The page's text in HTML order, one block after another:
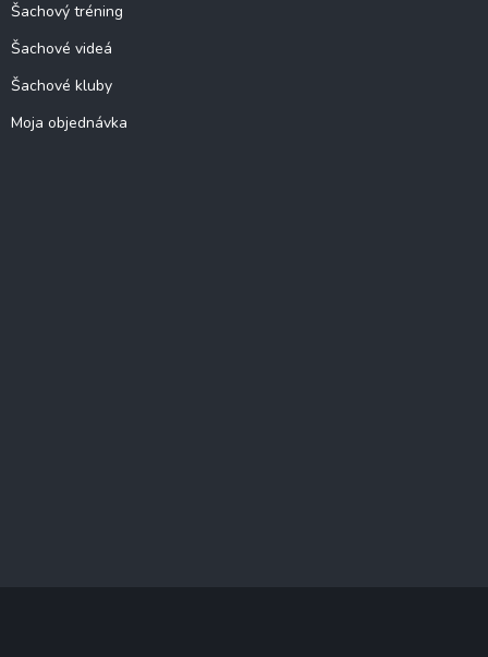
Šachový tréning
Šachové videá
Šachové kluby
Moja objednávka